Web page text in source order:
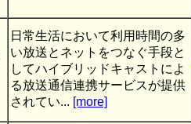
日常生活において利用時間の多
い放送とネットをつなぐ手段と
してハイブリッドキャストによ
る放送通信連携サービスが提供
されてい... [more]